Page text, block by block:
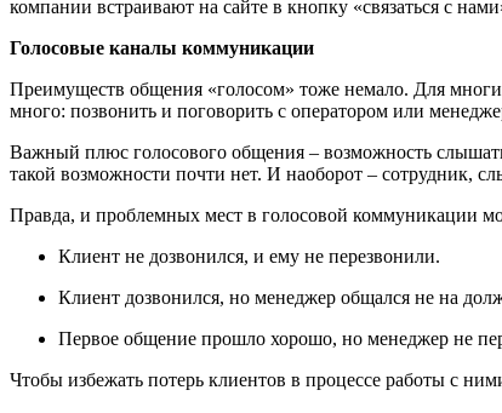
компании встраивают на сайте в кнопку «связаться с
Голосовые каналы коммуникации
Преимуществ общения «голосом» тоже немало. Для
много: позвонить и поговорить с оператором или
Важный плюс голосового общения – возможность
такой возможности почти нет. И наоборот – сотрудник,
Правда, и проблемных мест в голосовой коммуникации
Клиент не дозвонился, и ему не перезвонили.
Клиент дозвонился, но менеджер общался не на
Первое общение прошло хорошо, но менеджер не
Чтобы избежать потерь клиентов в процессе работы с